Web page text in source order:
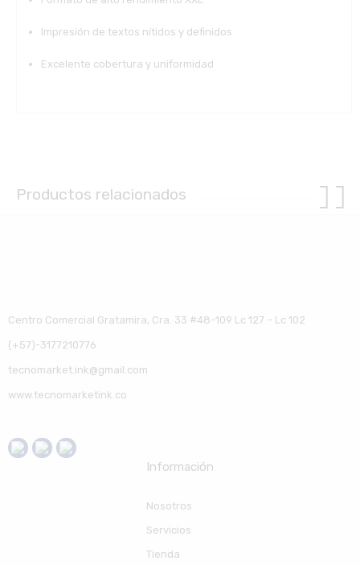
Impresión de textos nítidos y definidos
Excelente cobertura y uniformidad
Productos relacionados
Centro Comercial Gratamira, Cra. 33 #48-109 Lc 127 – Lc 102
(+57)-3177210776
tecnomarket.ink@gmail.com
www.tecnomarketink.co
Información
Nosotros
Servicios
Tienda